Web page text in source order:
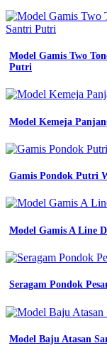
navy
biru
jual
baju
biru
navy
bengkel
teknisi
kerja
teknik
tambang
jual
safety
baju
kerja
dongker
Model Gamis Two
Putri
Model Kemeja
Gamis Pondok Putri
Model Gamis A Line
Seragam Pondok
Model Baju Atasan